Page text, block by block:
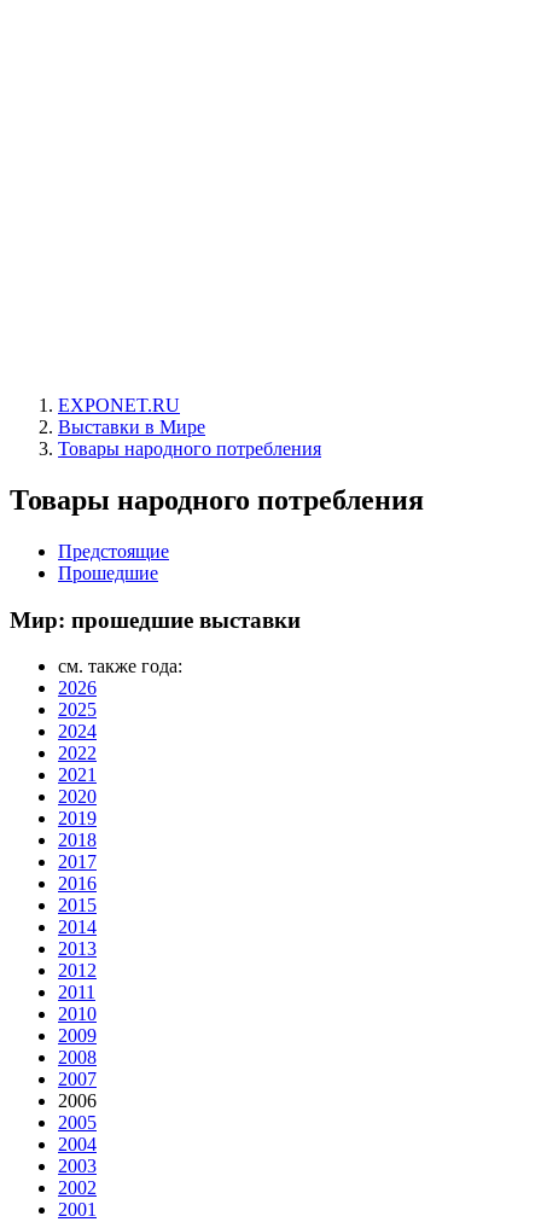
EXPONET.RU
Выставки в Мире
Товары народного потребления
Товары народного потребления
Предстоящие
Прошедшие
Мир: прошедшие выставки
см. также года:
2026
2025
2024
2022
2021
2020
2019
2018
2017
2016
2015
2014
2013
2012
2011
2010
2009
2008
2007
2006
2005
2004
2003
2002
2001